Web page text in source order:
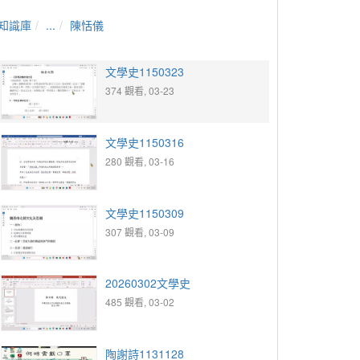
識庫 ... 陳恬儀
文學史1150323
374 觀看, 03-23
文學史1150316
280 觀看, 03-16
文學史1150309
307 觀看, 03-09
20260302文學史
485 觀看, 03-02
陶謝詩1131128